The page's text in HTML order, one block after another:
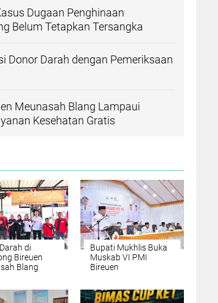
Dugaan Penghinaan
Belum Tetapkan Tersangka
Donor Darah dengan Pemeriksaan
Meunasah Blang Lampaui
Kesehatan Gratis
di
Bireuen
Blang
Kesehatan
Bupati Mukhlis Buka
Muskab VI PMI
Bireuen